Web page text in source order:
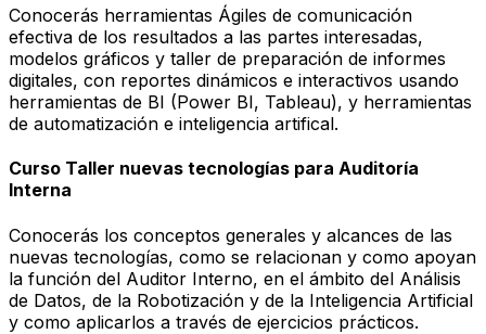
Conocerás herramientas Ágiles de comunicación
efectiva de los resultados a las partes interesadas,
modelos gráficos y taller de preparación de informes
digitales, con reportes dinámicos e interactivos usando
herramientas de BI (Power BI, Tableau), y herramientas
de automatización e inteligencia artifical.
Curso Taller nuevas tecnologías para Auditoría
Interna
Conocerás los conceptos generales y alcances de las
nuevas tecnologías, como se relacionan y como apoyan
la función del Auditor Interno, en el ámbito del Análisis
de Datos, de la Robotización y de la Inteligencia Artificial
y como aplicarlos a través de ejercicios prácticos.